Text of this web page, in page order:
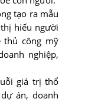
tạo ra mẫu
hiếu người
thủ công mỹ
nghiệp,
giá trị thổ
án, doanh